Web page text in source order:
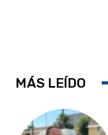
MÁS LEÍDO